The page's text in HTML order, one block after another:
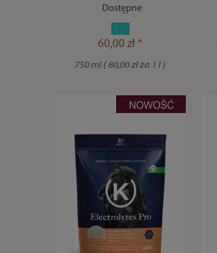
Dostępne
60,00 zł *
750 ml ( 80,00 zł za 1 l )